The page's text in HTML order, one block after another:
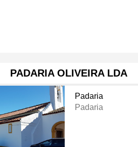
PADARIA OLIVEIRA LDA
Padaria
Padaria